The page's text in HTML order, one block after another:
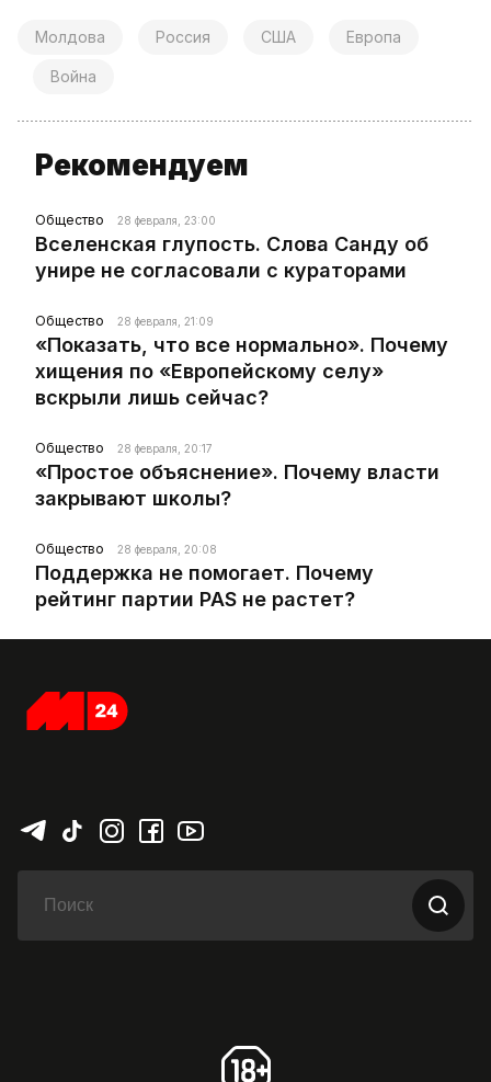
Молдова Россия США Европа
Война
Рекомендуем
Общество 28 февраля, 23:00
Вселенская глупость. Слова Санду об
унире не согласовали с кураторами
Общество 28 февраля, 21:09
«Показать, что все нормально». Почему
хищения по «Европейскому селу»
вскрыли лишь сейчас?
Общество 28 февраля, 20:17
«Простое объяснение». Почему власти
закрывают школы?
Общество 28 февраля, 20:08
Поддержка не помогает. Почему
рейтинг партии PAS не растет?